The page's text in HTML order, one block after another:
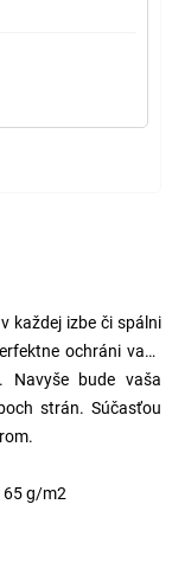
každej izbe či spálni
ochráni vaše
Navyše bude vaša
strán. Súčasťou
65 g/m2